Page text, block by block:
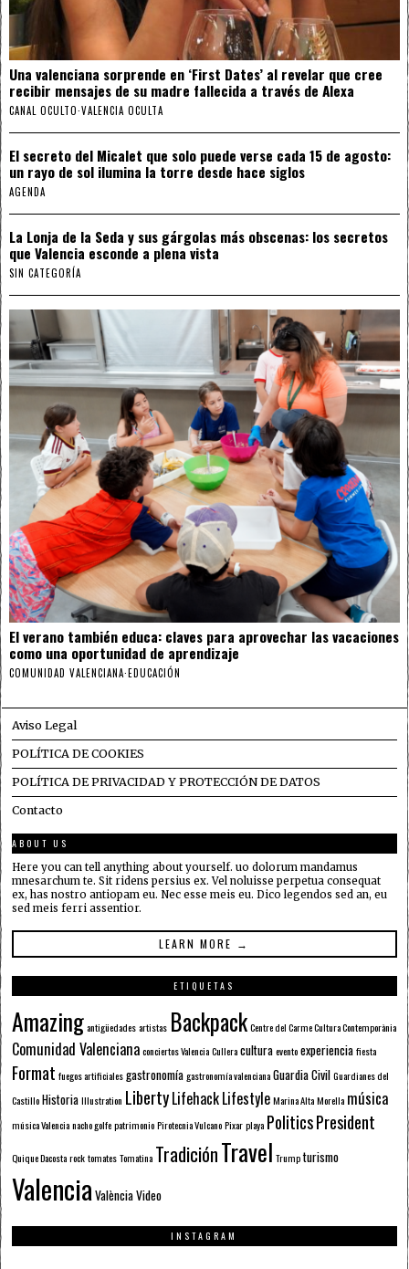
Una valenciana sorprende en ‘First Dates’ al revelar que cree
recibir mensajes de su madre fallecida a través de Alexa
CANAL OCULTO·VALENCIA OCULTA
El secreto del Micalet que solo puede verse cada 15 de agosto:
un rayo de sol ilumina la torre desde hace siglos
AGENDA
La Lonja de la Seda y sus gárgolas más obscenas: los secretos
que Valencia esconde a plena vista
SIN CATEGORÍA
El verano también educa: claves para aprovechar las vacaciones
como una oportunidad de aprendizaje
COMUNIDAD VALENCIANA·EDUCACIÓN
Aviso Legal
POLÍTICA DE COOKIES
POLÍTICA DE PRIVACIDAD Y PROTECCIÓN DE DATOS
Contacto
ABOUT US
Here you can tell anything about yourself. uo dolorum mandamus
mnesarchum te. Sit ridens persius ex. Vel noluisse perpetua consequat
ex, has nostro antiopam eu. Nec esse meis eu. Dico legendos sed an, eu
sed meis ferri assentior.
LEARN MORE →
ETIQUETAS
Amazing antigüedades artistas Backpack Centre del Carme Cultura Contemporània
Comunidad Valenciana conciertos Valencia Cullera cultura evento experiencia fiesta
Format fuegos artificiales gastronomía gastronomía valenciana Guardia Civil Guardianes del
Castillo Historia Illustration LibertyLifehackLifestyle Marina Alta Morella música
música Valencia nacho golfe patrimonio Pirotecnia Vulcano Pixar playa PoliticsPresident
Quique Dacosta rock tomates Tomatina TradiciónTravel Trump turismo
Valencia ValènciaVideo
INSTAGRAM